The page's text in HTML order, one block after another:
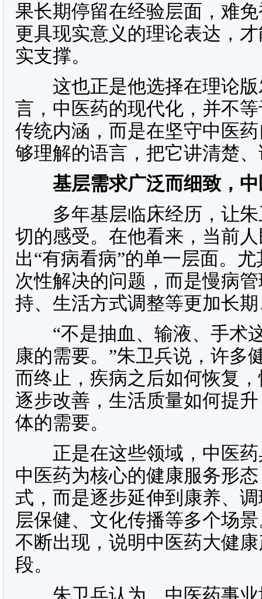
果长期停留在经验层面，难
更具现实意义的理论表达，
实支撑。
这也正是他选择在理论版
言，中医药的现代化，并不
传统内涵，而是在坚守中医
够理解的语言，把它讲清楚
基层需求广泛而细致，中
多年基层临床经历，让朱
切的感受。在他看来，当前
出“有病看病”的单一层面。
次性解决的问题，而是慢病
持、生活方式调整等更加长
“不是抽血、输液、手术这
康的需要。”朱卫兵说，许多
而终止，疾病之后如何恢复
逐步改善，生活质量如何提
体的需要。
正是在这些领域，中医药
中医药为核心的健康服务形
式，而是逐步延伸到康养、
层保健、文化传播等多个场
不断出现，说明中医药大健
段。